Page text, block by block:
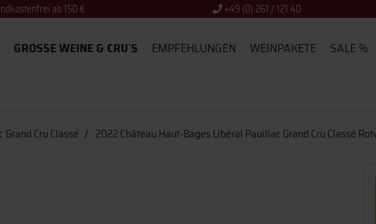
ab 150 € +49 (0) 261 / 121 40
GROSSE WEINE & CRU´S EMPFEHLUNGEN WEINPAKETE
SALE %
Grand Cru Classé 2022 Château Haut-Bages Libéral Pauillac Grand Cru Classé